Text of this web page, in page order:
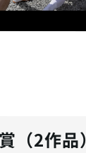
（2作品）